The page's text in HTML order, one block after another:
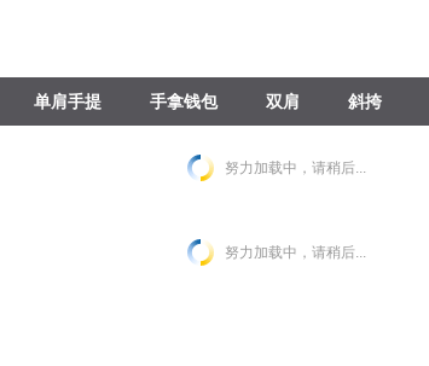
单肩手提 手拿钱包 双肩 斜挎
努力加载中，请稍后...
努力加载中，请稍后...